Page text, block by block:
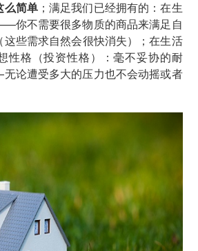
简单；满足我们已经拥有的：在生
你不需要很多物质的商品来满足自
些需求自然会很快消失）；在生活
性格（投资性格）：毫不妥协的耐
论遭受多大的压力也不会动摇或者